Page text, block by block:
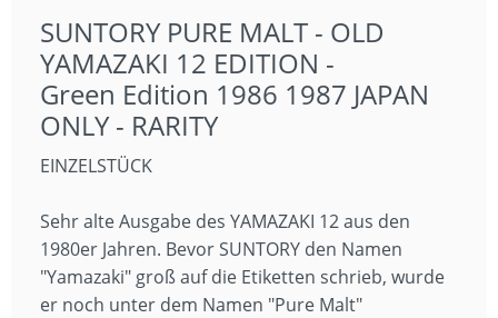
SUNTORY PURE MALT - OLD
YAMAZAKI 12 EDITION -
Green Edition 1986 1987 JAPAN
ONLY - RARITY
EINZELSTÜCK
Sehr alte Ausgabe des YAMAZAKI 12 aus den
1980er Jahren. Bevor SUNTORY den Namen
"Yamazaki" groß auf die Etiketten schrieb, wurde
er noch unter dem Namen "Pure Malt"